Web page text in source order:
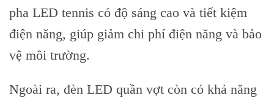
pha LED tennis có độ sáng cao và tiết kiệm
điện năng, giúp giảm chi phí điện năng và bảo
vệ môi trường.
Ngoài ra, đèn LED quần vợt còn có khả năng